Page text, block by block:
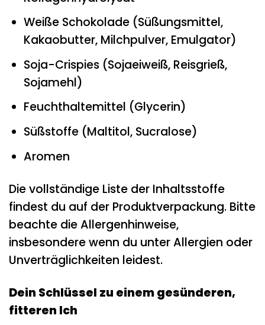
Weiße Schokolade (Süßungsmittel,
Kakaobutter, Milchpulver, Emulgator)
Soja-Crispies (Sojaeiweiß, Reisgrieß,
Sojamehl)
Feuchthaltemittel (Glycerin)
Süßstoffe (Maltitol, Sucralose)
Aromen
Die vollständige Liste der Inhaltsstoffe
findest du auf der Produktverpackung. Bitte
beachte die Allergenhinweise,
insbesondere wenn du unter Allergien oder
Unverträglichkeiten leidest.
Dein Schlüssel zu einem gesünderen,
fitteren Ich